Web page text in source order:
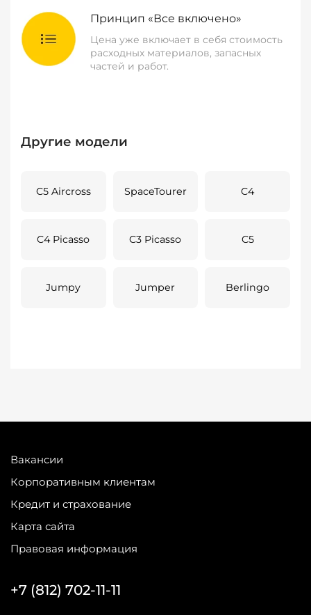
Принцип «Все включено»
Цена уже включает в себя стоимость
расходных материалов, запасных
частей и работ.
Другие модели
C5 Aircross SpaceTourer C4
C4 Picasso C3 Picasso C5
Jumpy Jumper Berlingo
Вакансии
Корпоративным клиентам
Кредит и страхование
Карта сайта
Правовая информация
+7 (812) 702-11-11